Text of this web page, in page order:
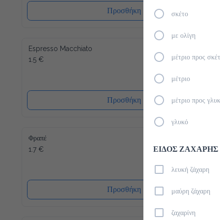
Προσθήκη
Espresso Macchiato
1.5 €
Προσθήκη
Φραπέ
1.7 €
Προσθήκη
σκέτο
με ολίγη
μέτριο προς
μέτριο
μέτριο προς
γλυκό
ΕΙΔΟΣ ΖΑΧΑΡΗΣ
λευκή ζάχαρη
μαύρη ζάχαρη
ζαχαρίνη